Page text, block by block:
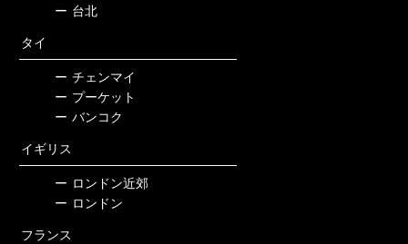
ー 台北
タイ
ー チェンマイ
ー プーケット
ー バンコク
イギリス
ー ロンドン近郊
ー ロンドン
フランス